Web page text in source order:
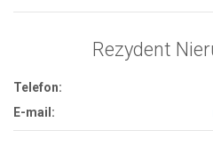
Rezydent
Telefon:
E-mail: